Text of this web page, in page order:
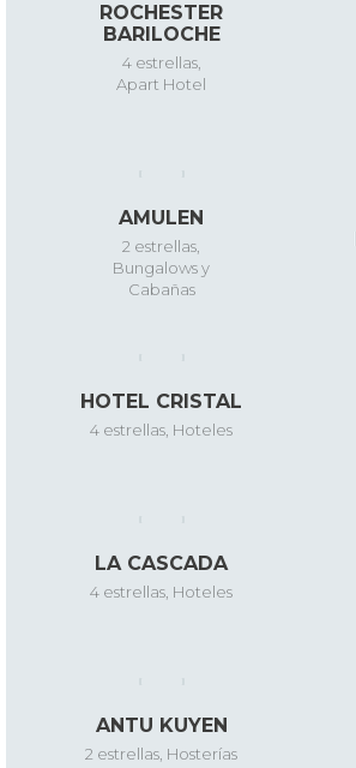
ROCHESTER
BARILOCHE
4 estrellas,
Apart Hotel
AMULEN
2 estrellas
Bungalows y
Cabañas
HOTEL CRISTAL
4 estrellas Hoteles
LA CASCADA
4 estrellas Hoteles
ANTU KUYEN
2 estrellas Hosterías